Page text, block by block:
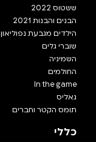
ששטוס 2022
הבנים והבנות 2021
הילדים מגבעת נפוליאון
שוברי גלים
השמיניה
החולמים
In the game
גאליס
תומס הקטר וחברים
כללי